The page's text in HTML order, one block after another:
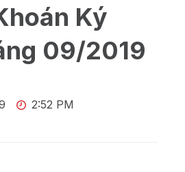
Ký
09/2019
2:52 PM